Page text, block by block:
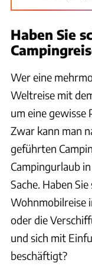
Haben Sie
Wer eine
Weltreise mit
um eine gewisse
Zwar kann man
geführten
Campingurlaub
Sache. Haben
Wohnmobilreise
oder die
und sich mit
beschäftigt?